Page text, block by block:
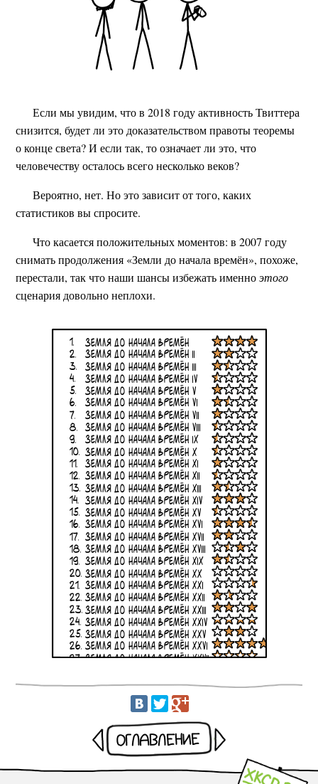
Если мы увидим, что в 2018 году активность Твиттера
снизится, будет ли это доказательством правоты теоремы
о конце света? И если так, то означает ли это, что
человечеству осталось всего несколько веков?
Вероятно, нет. Но это зависит от того, каких
статистиков вы спросите.
Что касается положительных моментов: в 2007 году
снимать продолжения «Земли до начала времён», похоже,
перестали, так что наши шансы избежать именноэтого
сценария довольно неплохи.
Позже